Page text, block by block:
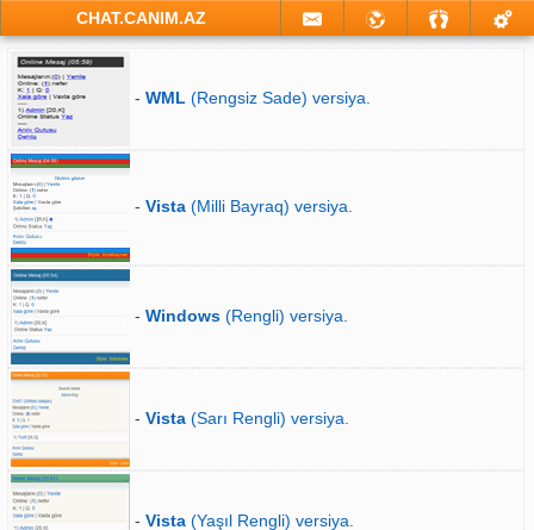
CHAT.CANIM.AZ
- WML (Rengsiz Sade) versiya.
- Vista (Milli Bayraq) versiya.
- Windows (Rengli) versiya.
- Vista (Sarı Rengli) versiya.
- Vista (Yaşıl Rengli) versiya.